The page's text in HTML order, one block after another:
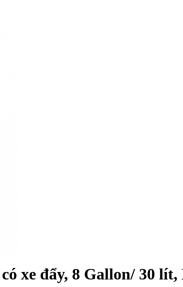
xe đẩy, 8 Gallon/ 30 lít,